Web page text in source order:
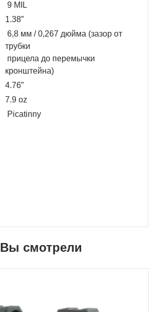
9 MIL
1.38”
6,8 мм / 0,267 дюйма (зазор от
трубки
прицела до перемычки
кронштейна)
4.76”
7.9 oz
Picatinny
Вы смотрели